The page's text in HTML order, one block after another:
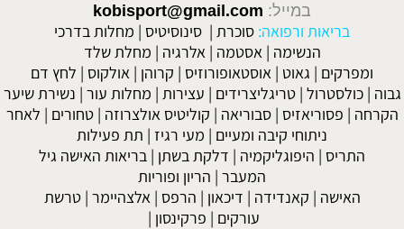
במייל: kobisport@gmail.com
בריאות ורפואה: סוכרת | סינוסיטיס | מחלות בדרכי
הנשימה | אסטמה | אלרגיה | מחלת שלד
ומפרקים | גאוט | אוסטאופורוזיס | קרוהן | אולקוס | לחץ דם
גבוה |כולסטרול |טריגליצרידים | עצירות | מחלות עור | נשירת שיער
הקרחה | פסוריאזיס |סבוריאה | קוליטיס אולצרוזה |טחורים | לאחר
ניתוחי קיבה ומעיים | מעי רגיז | תת פעילות
התריס | היפוגליקמיה | דלקת בשתן | בריאות האישה גיל
המעבר | הריון ופוריות
האישה | קאנדידה | דיכאון | הרפס | אלצהיימר |טרשת
עורקים | פרקינסון |